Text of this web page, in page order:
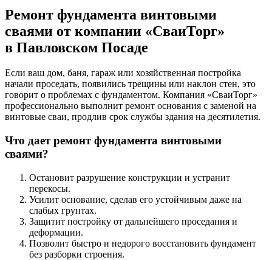
Ремонт фундамента винтовыми
сваями от компании «СваиТорг»
в Павловском Посаде
Если ваш дом, баня, гараж или хозяйственная постройка
начали проседать, появились трещины или наклон стен, это
говорит о проблемах с фундаментом. Компания «СваиТорг»
профессионально выполнит ремонт основания с заменой на
винтовые сваи, продлив срок службы здания на десятилетия.
Что дает ремонт фундамента винтовыми
сваями?
Остановит разрушение конструкции и устранит
перекосы.
Усилит основание, сделав его устойчивым даже на
слабых грунтах.
Защитит постройку от дальнейшего проседания и
деформации.
Позволит быстро и недорого восстановить фундамент
без разборки строения.